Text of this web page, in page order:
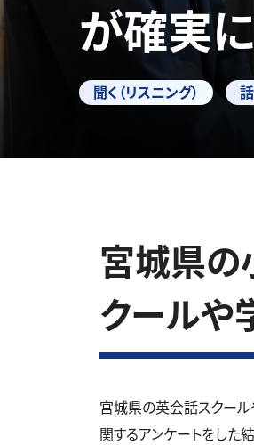
が確実
聞く（リスニング）
宮城県の
クールや
宮城県の英会話スクール
関するアンケートをした